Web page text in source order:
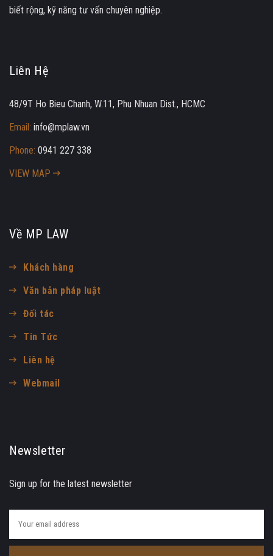
biết rộng, kỹ năng tư vấn chuyên nghiệp.
Liên Hệ
48/9T Ho Bieu Chanh, W.11, Phu Nhuan Dist., HCMC
Email: info@mplaw.vn
Phone: 0941 227 338
VIEW MAP
Về MP LAW
Khách hàng
Văn bản pháp luật
Đối tác
Tin Tức
Liên hệ
Webmail
Newsletter
Sign up for the latest newsletter